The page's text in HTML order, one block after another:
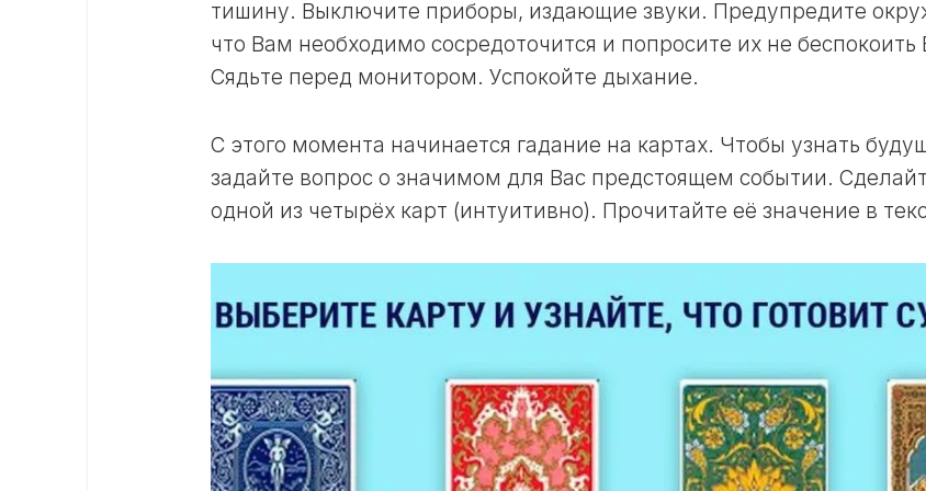
11
ЛУННЫЙ
ДЕНЬ
12
ЛУННЫЙ
ДЕНЬ
15
ДЕНЬ
16
ЛУННЫЙ
ДЕНЬ
ОКРАСКИ
ВОЛОС
В
НЕДЕЛЮ
САДОВОДА
И
ОГОРОДНИКА
В
КАЛЕНДАРЬ
САДОВОДА
В
МЕСЯЦ
ЛУННЫЙ
КАЛЕНДАРЬ
тишину. Выключите приборы, издающие звуки. Предупредите
что Вам необходимо сосредоточится и попросите их не беспокоить
Сядьте перед монитором. Успокойте дыхание.
С этого момента начинается гадание на картах. Чтобы узнать
задайте вопрос о значимом для Вас предстоящем событии.
одной из четырёх карт (интуитивно). Прочитайте её значение в